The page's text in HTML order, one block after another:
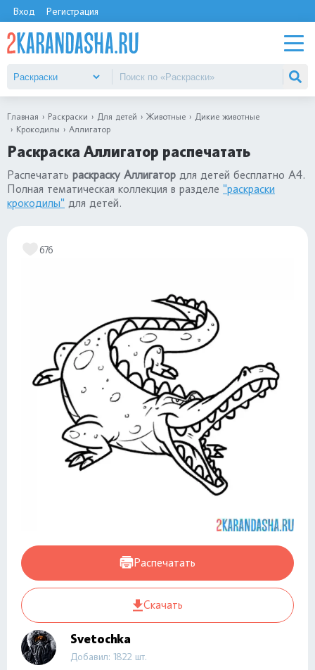
Вход Регистрация
Главная Раскраски Для детей Животные
Дикие животные
Крокодилы
Аллигатор
Раскраска Аллигатор распечатать
Распечатать раскраску Аллигатор для детей бесплатно А4.
Полная тематическая коллекция в разделе "раскраски
крокодилы" для детей.
676
Распечатать
Скачать
Svetochka
Добавил: 1822 шт.